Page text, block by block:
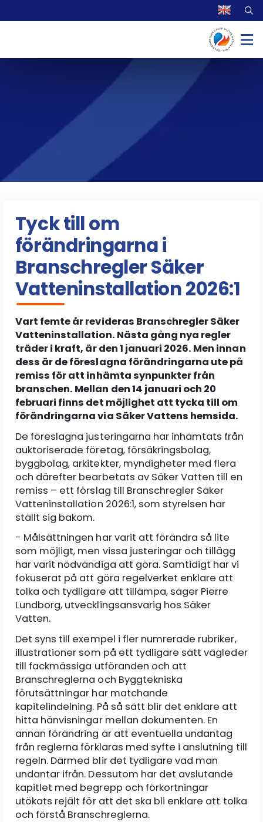
Tyck till om
förändringarna i
Branschregler Säker
Vatteninstallation 2026:1
Vart femte år revideras Branschregler Säker
Vatteninstallation. Nästa gång nya regler
träder i kraft, är den 1 januari 2026. Men innan
dess är de föreslagna förändringarna ute på
remiss för att inhämta synpunkter från
branschen. Mellan den 14 januari och 20
februari finns det möjlighet att tycka till om
förändringarna via Säker Vattens hemsida.
De föreslagna justeringarna har inhämtats från
auktoriserade företag, försäkringsbolag,
byggbolag, arkitekter, myndigheter med flera
och därefter bearbetats av Säker Vatten till en
remiss – ett förslag till Branschregler Säker
Vatteninstallation 2026:1, som styrelsen har
ställt sig bakom.
- Målsättningen har varit att förändra så lite
som möjligt, men vissa justeringar och tillägg
har varit nödvändiga att göra. Samtidigt har vi
fokuserat på att göra regelverket enklare att
tolka och tydligare att tillämpa, säger Pierre
Lundborg, utvecklingsansvarig hos Säker
Vatten.
Det syns till exempel i fler numrerade rubriker,
illustrationer som på ett tydligare sätt vägleder
till fackmässiga utföranden och att
Branschreglerna och Byggtekniska
förutsättningar har matchande
kapitelindelning. På så sätt blir det enklare att
hitta hänvisningar mellan dokumenten. En
annan förändring är att eventuella undantag
från reglerna förklaras med syfte i anslutning till
regeln. Därmed blir det tydligare vad man
undantar ifrån. Dessutom har det avslutande
kapitlet med begrepp och förkortningar
utökats rejält för att det ska bli enklare att tolka
och förstå Branschreglerna.